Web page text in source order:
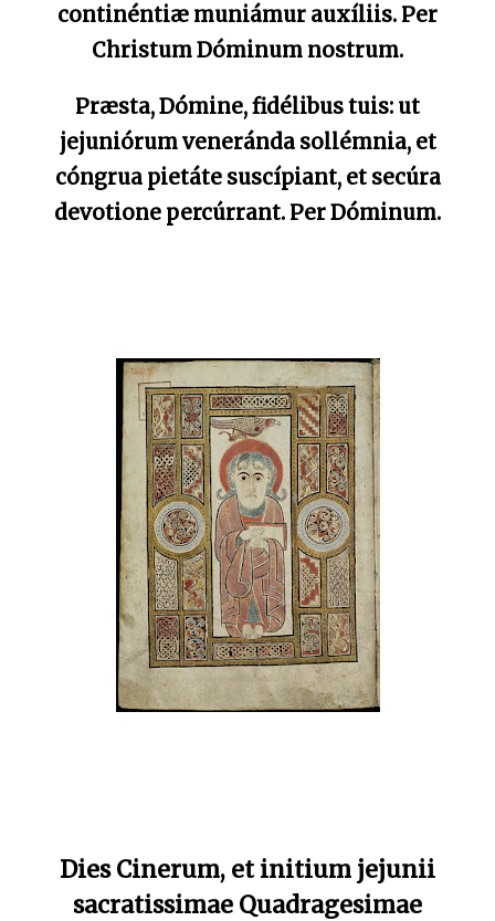
continéntiæ muniámur auxíliis. Per
Christum Dóminum nostrum.
Præsta, Dómine, fidélibus tuis: ut
jejuniórum veneránda sollémnia, et
cóngrua pietáte suscípiant, et secúra
devotione percúrrant. Per Dóminum.
Dies Cinerum, et initium jejunii
sacratissimae Quadragesimae